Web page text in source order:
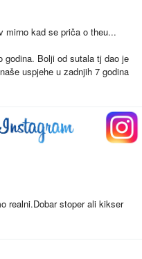
mirno kad se priča o theu...
godina. Bolji od sutala tj dao je
uspjehe u zadnjih 7 godina
realni.Dobar stoper ali kikser